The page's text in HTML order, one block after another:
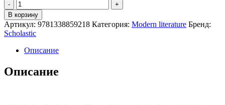
Quantity
В корзину
Артикул: 9781338859218 Категория: Modern literature Бренд:
Scholastic
Описание
Описание